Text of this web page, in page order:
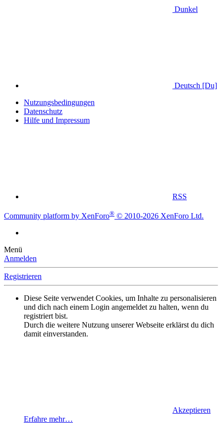
Dunkel
Deutsch [Du]
Nutzungsbedingungen
Datenschutz
Hilfe und Impressum
RSS
Community platform by XenForo® © 2010-2026 XenForo Ltd.
Menü
Anmelden
Registrieren
Diese Seite verwendet Cookies, um Inhalte zu personalisieren
und dich nach einem Login angemeldet zu halten, wenn du
registriert bist.
Durch die weitere Nutzung unserer Webseite erklärst du dich
damit einverstanden.
Akzeptieren
Erfahre mehr…